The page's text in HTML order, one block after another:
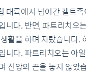
대륙에서 넘어간 켈트
니다. 반면, 파트리치
활을 하며 자랐습니다
니다. 파트리치오는 아
신앙의 끈을 놓지 않